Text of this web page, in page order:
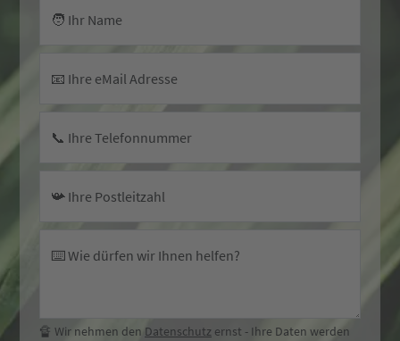
🧑 Ihr Name
📧 Ihre eMail Adresse
📞 Ihre Telefonnummer
📯 Ihre Postleitzahl
⌨️ Wie dürfen wir Ihnen helfen?
🔏 Wir nehmen den Datenschutz ernst - Ihre Daten werden